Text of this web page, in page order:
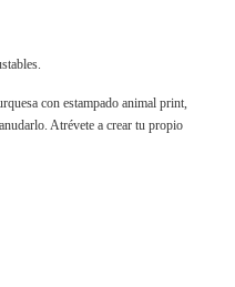
con estampado animal print,
Atrévete a crear tu propio